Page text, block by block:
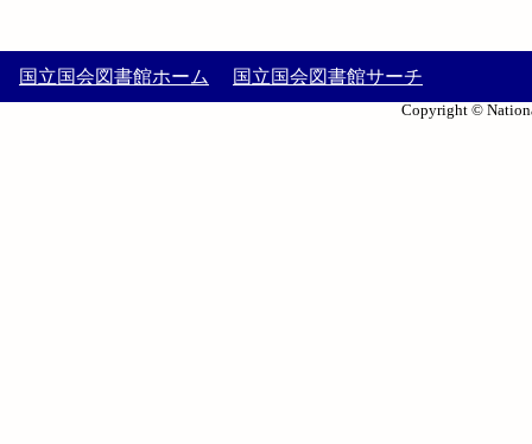
国立国会図書館ホーム 国立国会図書館サーチ
Copyright ©